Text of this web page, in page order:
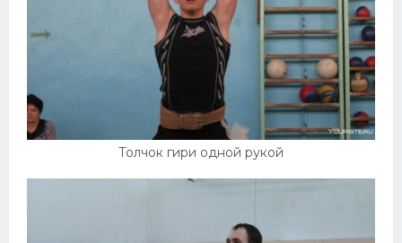
Толчок гири одной рукой